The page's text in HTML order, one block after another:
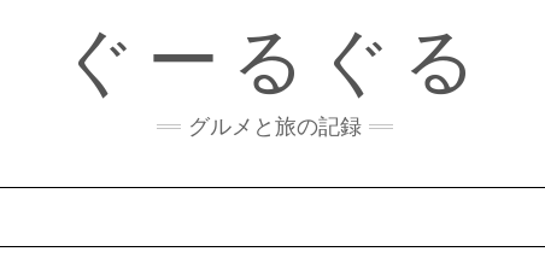
ぐーるぐる
グルメと旅の記録